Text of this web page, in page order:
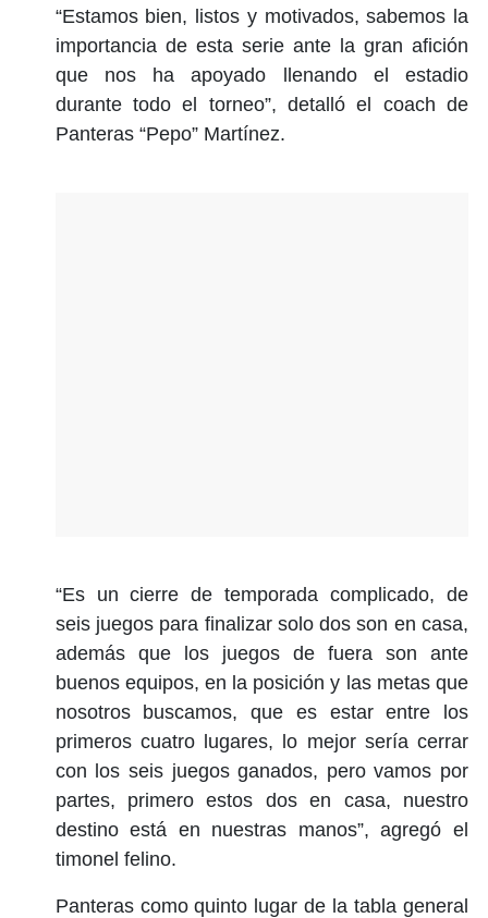
“Estamos bien, listos y motivados, sabemos la
importancia de esta serie ante la gran afición
que nos ha apoyado llenando el estadio
durante todo el torneo”, detalló el coach de
Panteras “Pepo” Martínez.
“Es un cierre de temporada complicado, de
seis juegos para finalizar solo dos son en casa,
además que los juegos de fuera son ante
buenos equipos, en la posición y las metas que
nosotros buscamos, que es estar entre los
primeros cuatro lugares, lo mejor sería cerrar
con los seis juegos ganados, pero vamos por
partes, primero estos dos en casa, nuestro
destino está en nuestras manos”, agregó el
timonel felino.
Panteras como quinto lugar de la tabla general